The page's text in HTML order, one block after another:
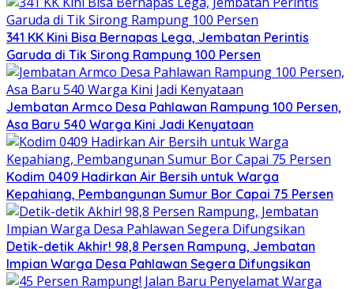
341 KK Kini Bisa Bernapas Lega, Jembatan Perintis
Garuda di Tik Sirong Rampung 100 Persen
Jembatan Armco Desa Pahlawan Rampung 100 Persen,
Asa Baru 540 Warga Kini Jadi Kenyataan
Kodim 0409 Hadirkan Air Bersih untuk Warga
Kepahiang, Pembangunan Sumur Bor Capai 75 Persen
Detik-detik Akhir! 98,8 Persen Rampung, Jembatan
Impian Warga Desa Pahlawan Segera Difungsikan